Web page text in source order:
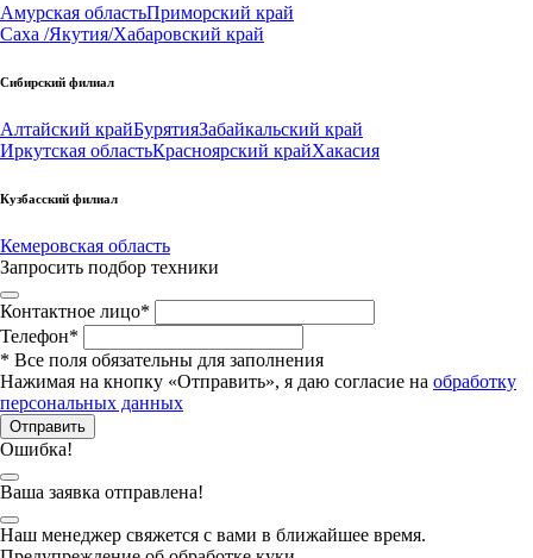
Амурская областьПриморский край
Саха /Якутия/Хабаровский край
Сибирский филиал
Алтайский крайБурятияЗабайкальский край
Иркутская областьКрасноярский крайХакасия
Кузбасский филиал
Кемеровская область
Запросить подбор техники
Контактное лицо*
Телефон*
* Все поля обязательны для заполнения
Нажимая на кнопку «Отправить», я даю согласие на обработку
персональных данных
Отправить
Ошибка!
Ваша заявка отправлена!
Наш менеджер свяжется с вами в ближайшее время.